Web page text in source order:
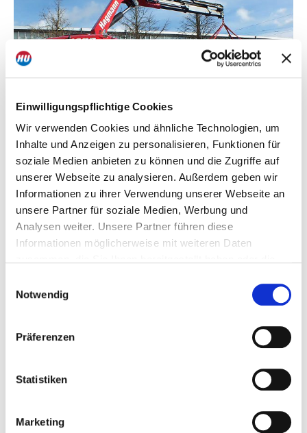
Einwilligungspflichtige Cookies
Wir verwenden Cookies und ähnliche Technologien, um
Inhalte und Anzeigen zu personalisieren, Funktionen für
soziale Medien anbieten zu können und die Zugriffe auf
unserer Webseite zu analysieren. Außerdem geben wir
Informationen zu ihrer Verwendung unserer Webseite an
unsere Partner für soziale Medien, Werbung und
Analysen weiter. Unsere Partner führen diese
Informationen möglicherweise mit weiteren Daten
haben. Dies schließt unter Umständen die Weitergabe
Ihrer Daten in Drittländer ein, denen kein angemessenes
Datenschutzniveau bescheinigt wird. Daher könnten
diese Daten einem staatlichen Zugriff z.B. von US-
Datenschutzerklärung. Ihre Einwilligung zur Cookie
Nutzung können Sie jederzeit wieder über die Cookie -
Notwendig
Präferenzen
Statistiken
Marketing